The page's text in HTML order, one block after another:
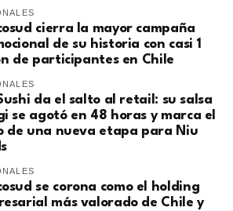
cierra la mayor campaña
de su historia con casi 1
de participantes en Chile
da el salto al retail: su salsa
se agotó en 48 horas y marca el
de una nueva etapa para Niu
se corona como el holding
más valorado de Chile y